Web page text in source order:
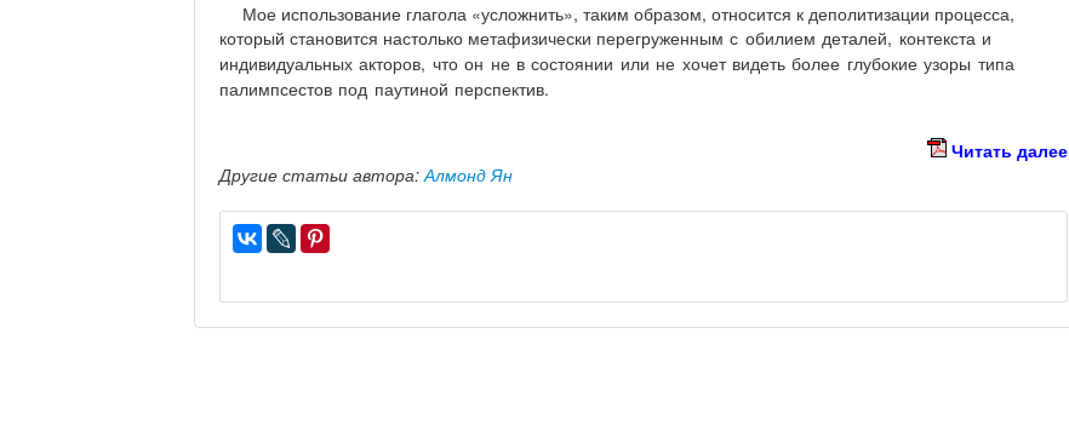
Мое использование глагола «усложнить», таким образом, относится к деполитизации процесса,
который становится настолько метафизически перегруженным с обилием деталей, контекста и
индивидуальных акторов, что он не в состоянии или не хочет видеть более глубокие узоры типа
палимпсестов под паутиной перспектив.
Читать далее
Другие статьи автора:Алмонд Ян